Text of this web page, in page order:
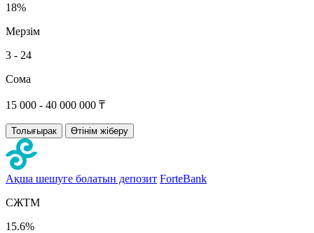
18%
Мерзім
3 - 24
Сома
15 000 - 40 000 000 ₸
Толығырак Өтінім жіберу
Ақша шешуге болатын депозит ForteBank
СЖТМ
15.6%